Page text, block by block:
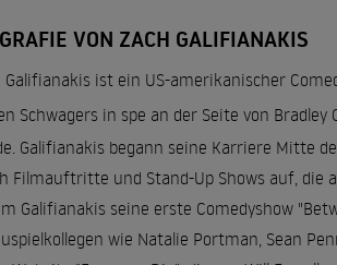
VON ZACH GALIFIANAKIS
Galifianakis ist ein US-amerikanischer
Schwagers in spe an der Seite von Bradley
Galifianakis begann seine Karriere Mitte
Filmauftritte und Stand-Up Shows auf, die
Galifianakis seine erste Comedyshow
wie Natalie Portman, Sean